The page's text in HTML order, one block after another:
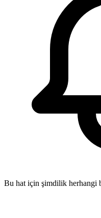
Bu hat için şimdilik herhangi